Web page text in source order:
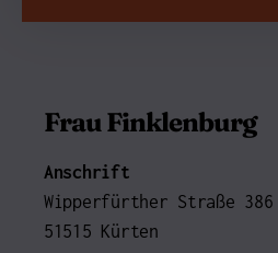
Frau Finklenburg
Anschrift
Wipperfürther Straße 386
51515 Kürten